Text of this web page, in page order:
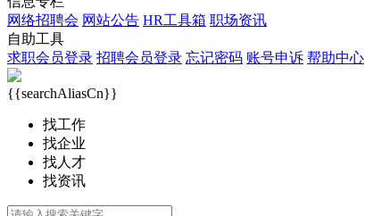
网络招聘会 网站公告 HR工具箱 职场资讯
自助工具
求职会员登录 招聘会员登录 忘记密码 账号申诉 帮助中心
{{searchAliasCn}}
找工作
找企业
找人才
找资讯